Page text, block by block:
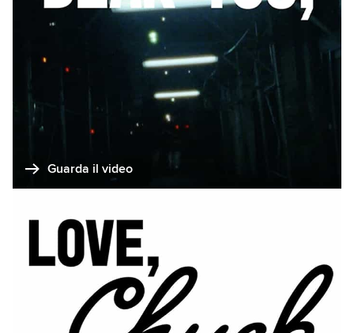
Guarda il video